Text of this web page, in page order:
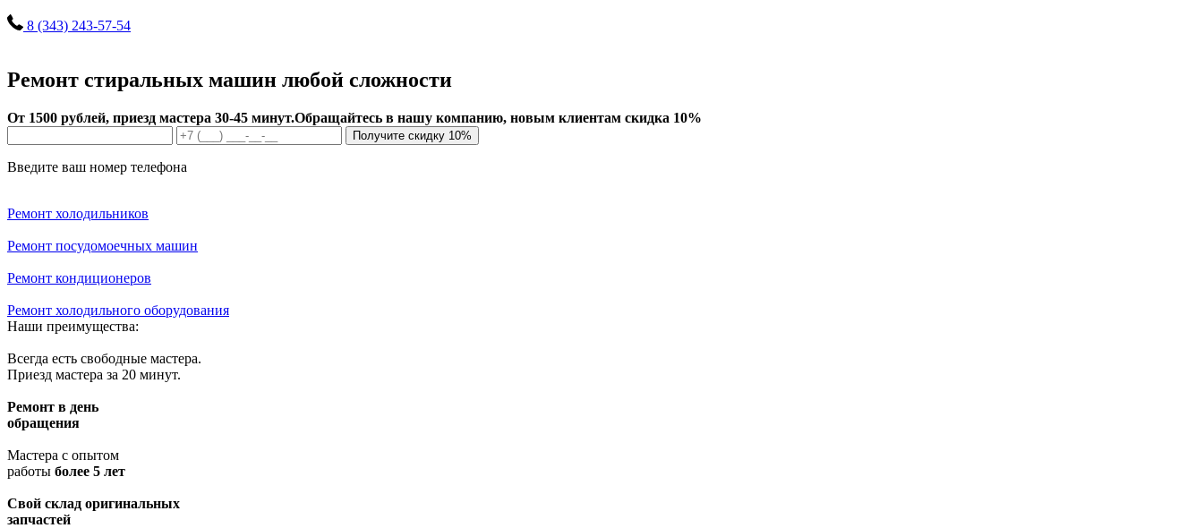
8 (343) 243-57-54
Ремонт стиральных машин любой сложности
От 1500 рублей, приезд мастера 30-45 минут.Обращайтесь в нашу компанию, новым клиентам скидка 10%
Получите скидку 10%
Введите ваш номер телефона
Ремонт холодильников
Ремонт посудомоечных машин
Ремонт кондиционеров
Ремонт холодильного оборудования
Наши преимущества:
Всегда есть свободные мастера.
Приезд мастера за 20 минут.
Ремонт в день
обращения
Мастера с опытом
работы более 5 лет
Свой склад оригинальных
запчастей